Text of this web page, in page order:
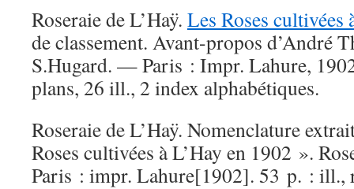
Roseraie de L’Haÿ. Les Roses cultivées
de classement. Avant-propos d’André
S.Hugard. — Paris : Impr. Lahure,
plans, 26 ill., 2 index alphabétiques.
Roseraie de L’Haÿ. Nomenclature
Roses cultivées à L’Hay en 1902 ».
Paris : impr. Lahure[1902]. 53 p. : ill.,